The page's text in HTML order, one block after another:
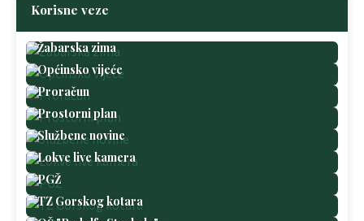
Korisne veze
Žabarska zima
Općinsko vijeće
Proračun
Prostorni plan
Službene novine
Lokve live kamera
PGŽ
TZ Gorskog kotara